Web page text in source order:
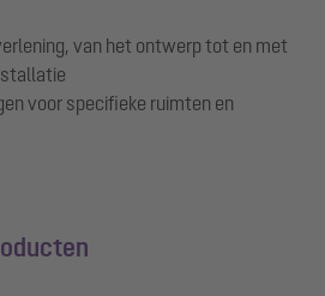
van het ontwerp tot en met
voor specifieke ruimten en